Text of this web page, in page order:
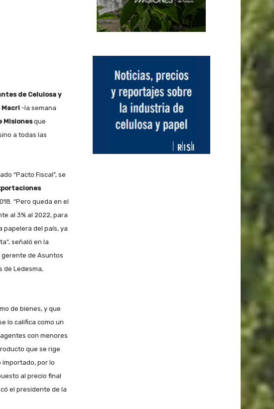
de Celulosa y
Macri-la semana
Misionesque
a todas las
“Pacto Fiscal”, se
“Pero queda en el
al 3% al 2022, para
papelera del país, ya
señaló en la
de Asuntos
de Ledesma,
de bienes, y que
lo califica como un
con menores
que se rige
por lo
al precio final
el presidente de la